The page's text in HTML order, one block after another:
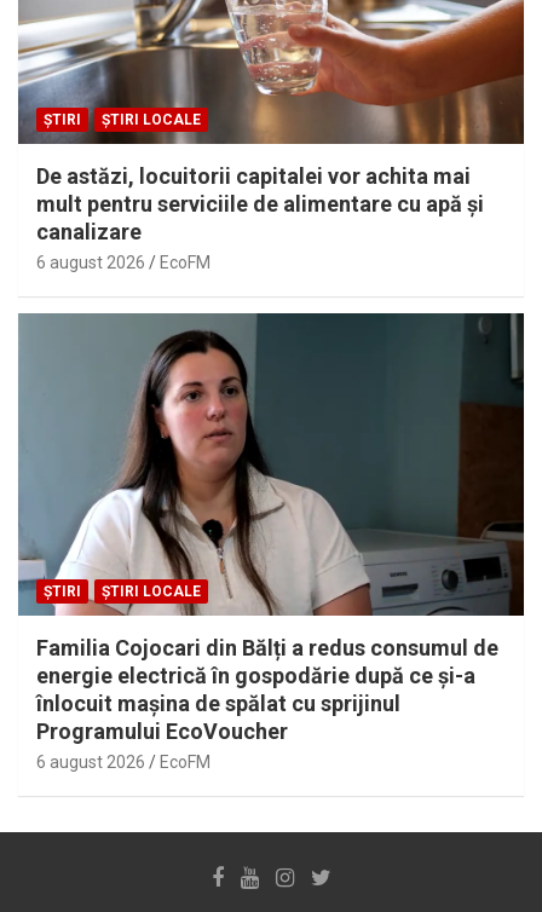
ȘTIRI ȘTIRI LOCALE
De astăzi, locuitorii capitalei vor achita mai
mult pentru serviciile de alimentare cu apă și
canalizare
6 august 2026 EcoFM
ȘTIRI ȘTIRI LOCALE
Familia Cojocari din Bălți a redus consumul de
energie electrică în gospodărie după ce și-a
înlocuit mașina de spălat cu sprijinul
Programului EcoVoucher
6 august 2026 EcoFM